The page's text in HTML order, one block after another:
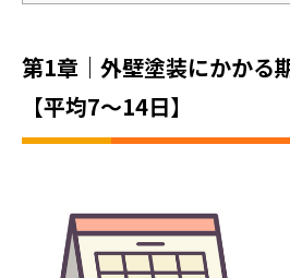
第1章｜外壁塗装にかかる
【平均7～14日】